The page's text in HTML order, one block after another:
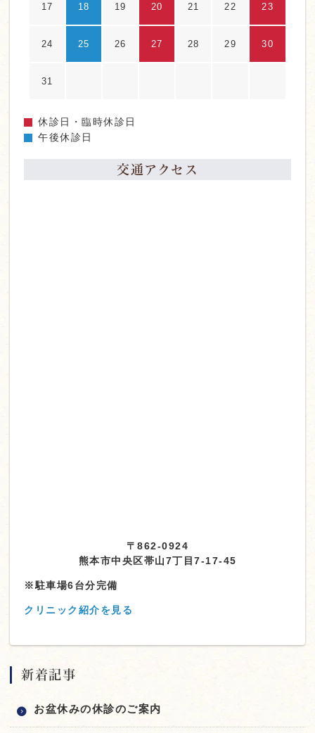
17 18 19 20 21 22 23
24 25 26 27 28 29 30
31
休診日・臨時休診日
午後休診日
交通アクセス
〒862-0924
熊本市中央区帯山7丁目7-17-45
※駐車場6台分完備
クリニック紹介を見る
新着記事
お盆休みの休診のご案内